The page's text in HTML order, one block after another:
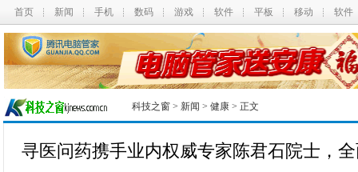
首页 新闻 手机 数码 游戏 软件 平板 移动 软件
科技之窗 > 新闻 > 健康 > 正文
寻医问药携手业内权威专家陈君石院士，